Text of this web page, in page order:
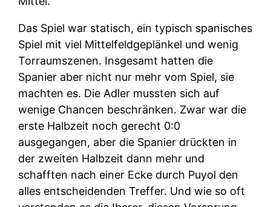
Das Spiel war statisch, ein typisch spanisches
Spiel mit viel Mittelfeldgeplänkel und wenig
Torraumszenen. Insgesamt hatten die
Spanier aber nicht nur mehr vom Spiel, sie
machten es. Die Adler mussten sich auf
wenige Chancen beschränken. Zwar war die
erste Halbzeit noch gerecht 0:0
ausgegangen, aber die Spanier drückten in
der zweiten Halbzeit dann mehr und
schafften nach einer Ecke durch Puyol den
alles entscheidenden Treffer. Und wie so oft